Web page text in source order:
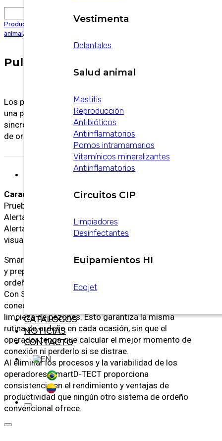
Vestimenta
Delantales
Salud animal
Mastitis
Reproducción
Antibióticos
Antiinflamatorios
Pomos intramamarios
Vitamínicos mineralizantes
Antiinflamatorios
Circuitos CIP
Limpiadores
Desinfectantes
Euipamientos HI
Ecojet
CATALOGOS
NOTICIAS
CONTACTO
Productos Equipamientos/Pisos / otra etiqueta sería confort
animal/
Pulsadores smartpuls
Los pulsadores Waikato SmartPULS proporciona
una pulsación suave y precisa con una
sincronización ondulada para garantizar un vacío
de ordeño estable.
Características:
Pruebas individuales por trimestre.
Alertas visuales de salud de la ubre.
Alertas 4 días antes de que se presenten signos
visuales.
SmartD-TECT automatiza su rutina de estimulación
y preparación al ofrecer tres valiosas funciones de
ordeño, sin añadir tareas adicionales al operador:
Con SmartD-TECT, el conjunto de ordeño se puede
conectar inmediatamente después del proceso de
limpieza de pezones. Esto garantiza la misma
rutina de ordeño en cada ocasión, sin que el
operador tenga que calcular el mejor momento de
conexión ni perderlo si se distrae.
Al eliminar los procesos y la variabilidad de los
operadores, SmartD-TECT proporciona
consistencia en el rendimiento y ventajas de
productividad que ningún otro sistema de ordeño
convencional ofrece.